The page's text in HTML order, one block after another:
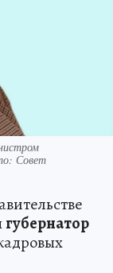
Совет
губернатор